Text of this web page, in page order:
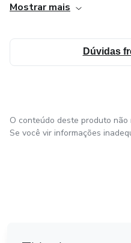
humanos. Para entender e
Que o desejo de ajudar o
o egoísmo e a falta de
Mostrar mais
Dúvidas
O conteúdo deste produto
Se você vir informações